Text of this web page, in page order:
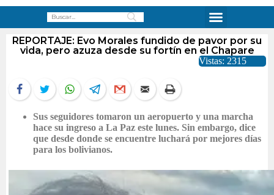
REPORTAJE: Evo Morales fundido de pavor por su
vida, pero azuza desde su fortín en el Chapare
Vistas: 2315
Sus seguidores tomaron un aeropuerto y una marcha
hace su ingreso a La Paz este lunes. Sin embargo, dice
que desde donde se encuentre luchará por mejores días
para los bolivianos.